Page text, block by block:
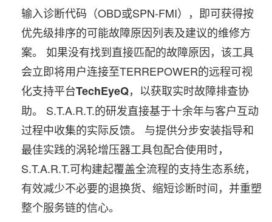
输入诊断代码（OBD或SPN-FMI），即可获得按
优先级排序的可能故障原因列表及建议的维修方
案。 如果没有找到直接匹配的故障原因，该工具
会立即将用户连接至TERREPOWER的远程可视
化支持平台TechEyeQ，以获取实时故障排查协
助。 S.T.A.R.T.的研发直接基于十余年与客户互动
过程中收集的实际反馈。 与提供分步安装指导和
最佳实践的涡轮增压器工具包配合使用时，
S.T.A.R.T.可构建起覆盖全流程的支持生态系统，
有效减少不必要的退换货、缩短诊断时间，并重塑
整个服务链的信心。